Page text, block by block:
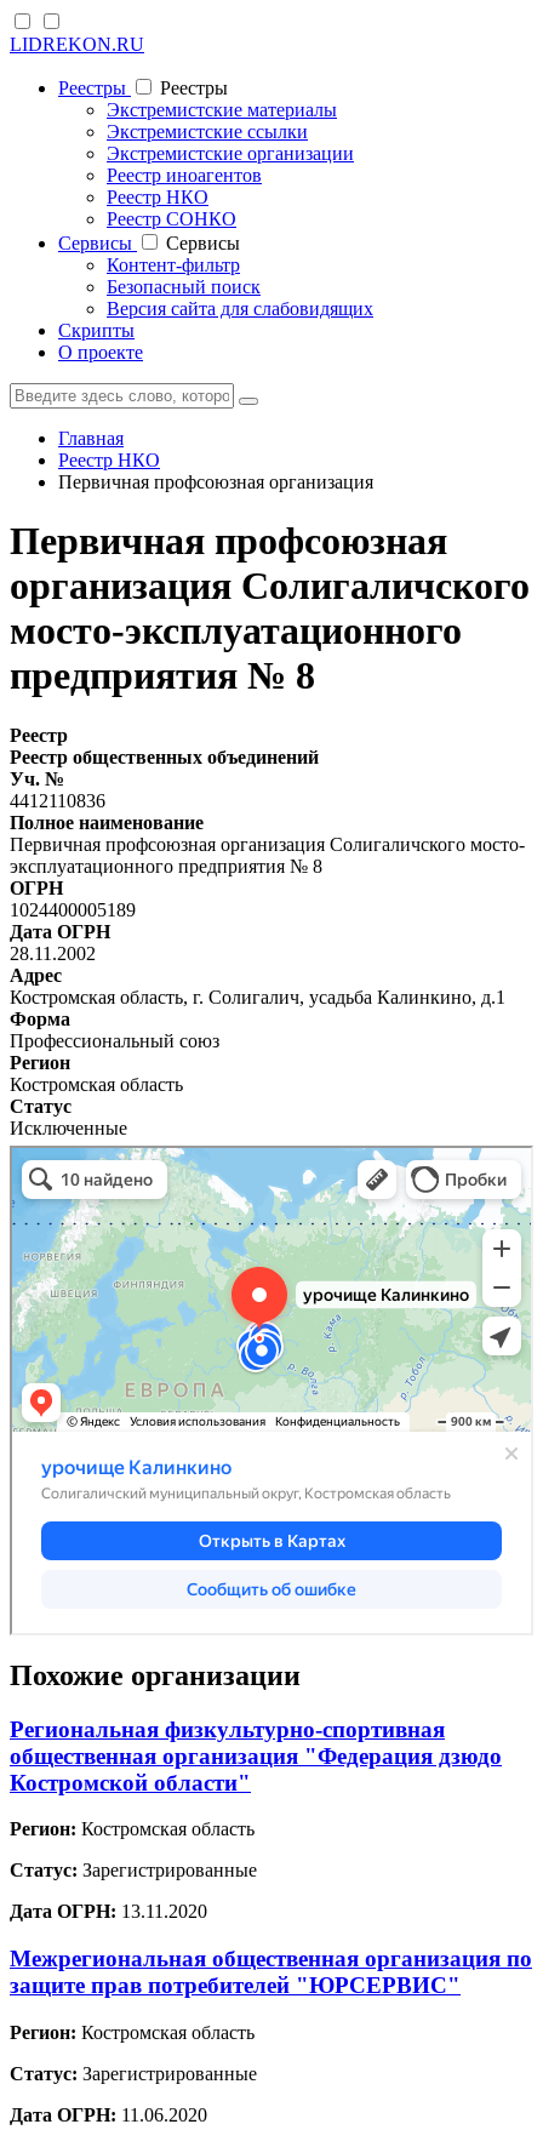
LIDREKON.RU
Реестры
Реестры
Экстремистские материалы
Экстремистские ссылки
Экстремистские организации
Реестр иноагентов
Реестр НКО
Реестр СОНКО
Cервисы
Cервисы
Контент-фильтр
Безопасный поиск
Версия сайта для слабовидящих
Скрипты
О проекте
Главная
Реестр НКО
Первичная профсоюзная организация
Первичная профсоюзная
организация Солигаличского
мосто-эксплуатационного
предприятия № 8
Реестр
Реестр общественных объединений
Уч. №
4412110836
Полное наименование
Первичная профсоюзная организация Солигаличского мосто-
эксплуатационного предприятия № 8
ОГРН
1024400005189
Дата ОГРН
28.11.2002
Адрес
Костромская область, г. Солигалич, усадьба Калинкино, д.1
Форма
Профессиональный союз
Регион
Костромская область
Статус
Исключенные
Похожие организации
Региональная физкультурно-спортивная
общественная организация "Федерация дзюдо
Костромской области"
Регион: Костромская область
Статус: Зарегистрированные
Дата ОГРН: 13.11.2020
Межрегиональная общественная организация по
защите прав потребителей "ЮРСЕРВИС"
Регион: Костромская область
Статус: Зарегистрированные
Дата ОГРН: 11.06.2020